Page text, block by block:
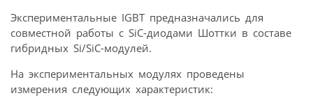
Экспериментальные IGBT предназначались для
совместной работы с SiC-диодами Шоттки в составе
гибридных Si/SiC-модулей.
На экспериментальных модулях проведены
измерения следующих характеристик: